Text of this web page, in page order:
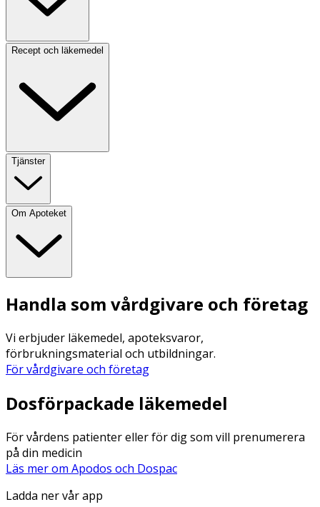
Recept och läkemedel
Tjänster
Om Apoteket
Handla som vårdgivare och företag
Vi erbjuder läkemedel, apoteksvaror,
förbrukningsmaterial och utbildningar.
För vårdgivare och företag
Dosförpackade läkemedel
För vårdens patienter eller för dig som vill prenumerera
på din medicin
Läs mer om Apodos och Dospac
Ladda ner vår app